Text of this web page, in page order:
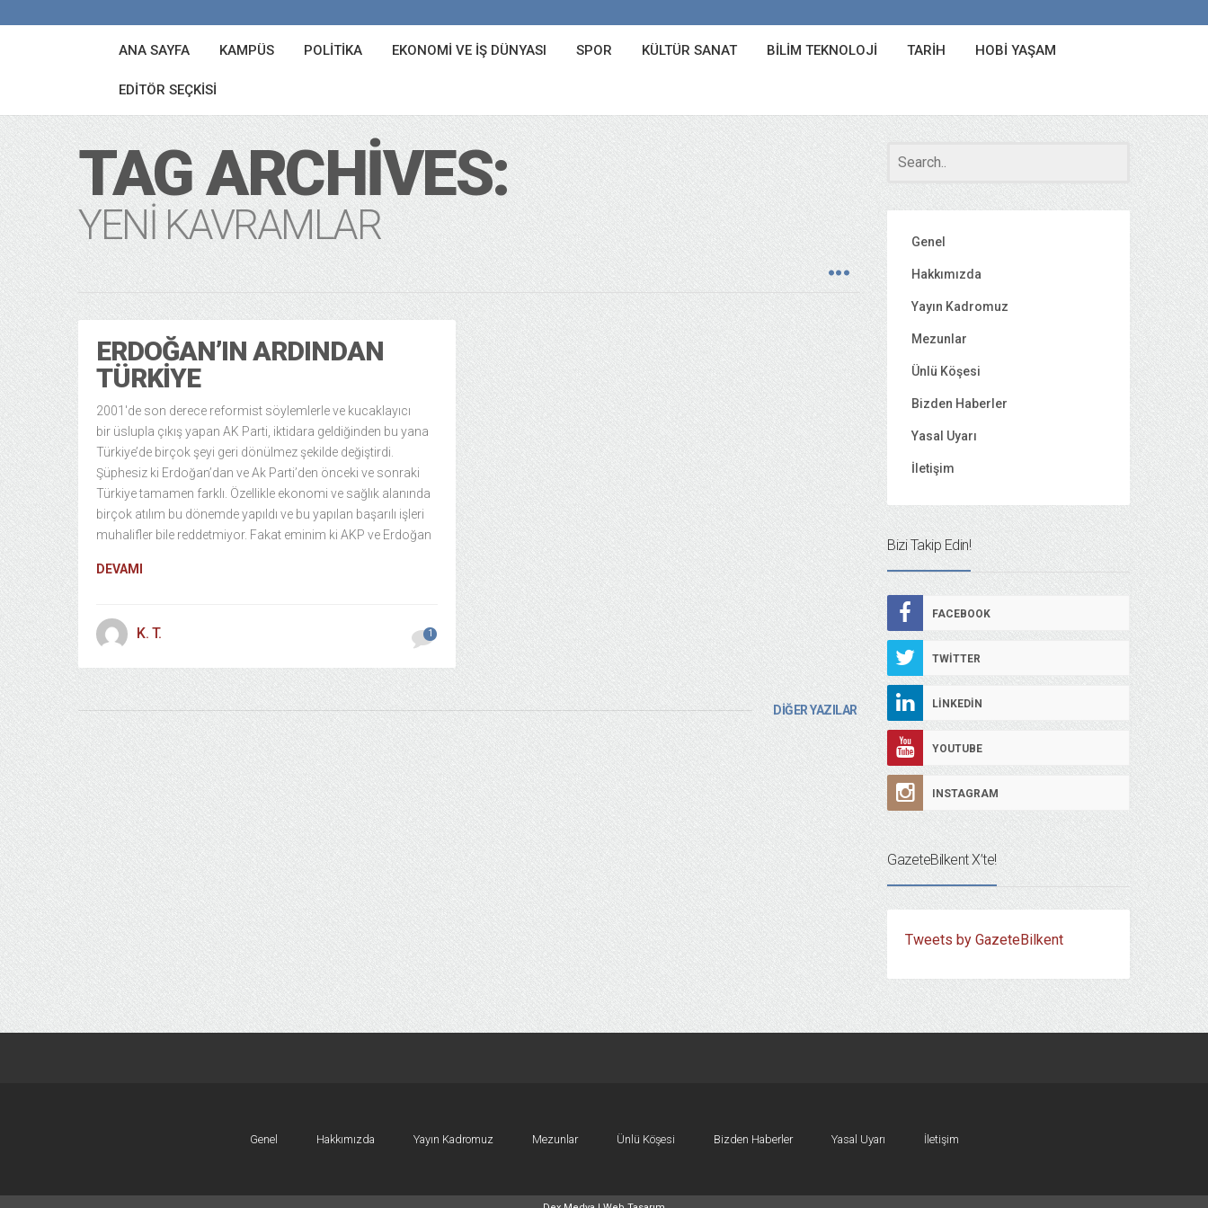
ANA SAYFA KAMPÜS POLITIKA EKONOMI VE İŞ DÜNYASI SPOR KÜLTÜR SANAT BILIM TEKNOLOJI TARIH HOBI YAŞAM
EDITÖR SEÇKISI
TAG ARCHIVES:
YENI KAVRAMLAR
ERDOĞAN’IN ARDINDAN
TÜRKIYE
2001′de son derece reformist söylemlerle ve kucaklayıcı
bir üslupla çıkış yapan AK Parti, iktidara geldiğinden bu yana
Türkiye’de birçok şeyi geri dönülmez şekilde değiştirdi.
Şüphesiz ki Erdoğan’dan ve Ak Parti’den önceki ve sonraki
Türkiye tamamen farklı. Özellikle ekonomi ve sağlık alanında
birçok atılım bu dönemde yapıldı ve bu yapılan başarılı işleri
muhalifler bile reddetmiyor. Fakat eminim ki AKP ve Erdoğan
DEVAMI
K. T. 1
DİĞER YAZILAR
Genel
Hakkımızda
Yayın Kadromuz
Mezunlar
Ünlü Köşesi
Bizden Haberler
Yasal Uyarı
İletişim
Bizi Takip Edin!
FACEBOOK
TWITTER
LINKEDIN
YOUTUBE
INSTAGRAM
GazeteBilkent X’te!
Tweets by GazeteBilkent
Genel Hakkımızda Yayın Kadromuz Mezunlar Ünlü Köşesi Bizden Haberler Yasal Uyarı İletişim